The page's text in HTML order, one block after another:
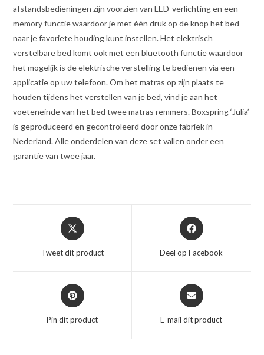
afstandsbedieningen zijn voorzien van LED-verlichting en een
memory functie waardoor je met één druk op de knop het bed
naar je favoriete houding kunt instellen. Het elektrisch
verstelbare bed komt ook met een bluetooth functie waardoor
het mogelijk is de elektrische verstelling te bedienen via een
applicatie op uw telefoon. Om het matras op zijn plaats te
houden tijdens het verstellen van je bed, vind je aan het
voeteneinde van het bed twee matras remmers. Boxspring ‘Julia’
is geproduceerd en gecontroleerd door onze fabriek in
Nederland. Alle onderdelen van deze set vallen onder een
garantie van twee jaar.
Opent
in
een
nieuw
Tweet dit product
Opent
in
een
nieuw
Deel op Facebook
Opent
in
een
nieuw
Pin dit product
Opent
in
een
nieuw
E-mail dit product